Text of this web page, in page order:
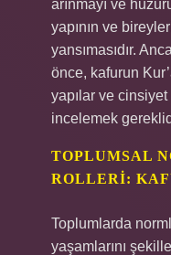
arınmayı ve
yapının ve
yansımasıdır.
önce, kafurun
yapılar ve
incelemek
TOPLUMSAL
ROLLERI:
Toplumlarda
yaşamlarını